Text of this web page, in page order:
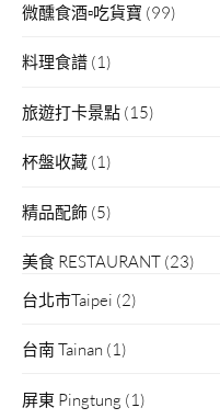
微醺食酒▫吃貨寶 (99)
料理食譜 (1)
旅遊打卡景點 (15)
杯盤收藏 (1)
精品配飾 (5)
美食 RESTAURANT (23)
台北市Taipei (2)
台南 Tainan (1)
屏東 Pingtung (1)